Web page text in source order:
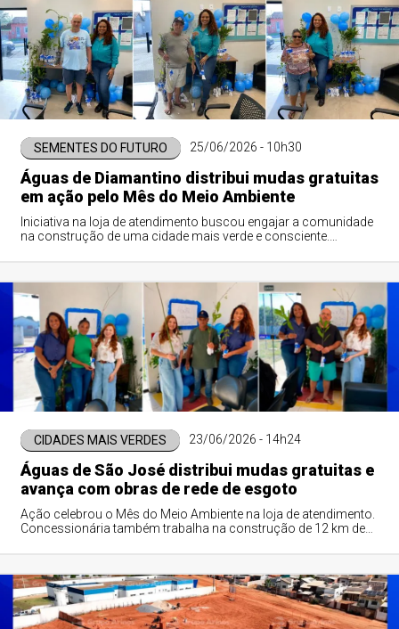
SEMENTES DO FUTURO 25/06/2026 - 10h30
Águas de Diamantino distribui mudas gratuitas
em ação pelo Mês do Meio Ambiente
Iniciativa na loja de atendimento buscou engajar a comunidade
na construção de uma cidade mais verde e consciente.
CIDADES MAIS VERDES 23/06/2026 - 14h24
Águas de São José distribui mudas gratuitas e
avança com obras de rede de esgoto
Ação celebrou o Mês do Meio Ambiente na loja de atendimento.
Concessionária também trabalha na construção de 12 km de